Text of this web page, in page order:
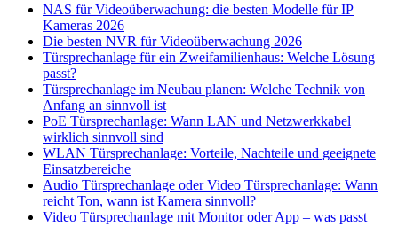
NAS für Videoüberwachung: die besten Modelle für IP
Kameras 2026
Die besten NVR für Videoüberwachung 2026
Türsprechanlage für ein Zweifamilienhaus: Welche Lösung
passt?
Türsprechanlage im Neubau planen: Welche Technik von
Anfang an sinnvoll ist
PoE Türsprechanlage: Wann LAN und Netzwerkkabel
wirklich sinnvoll sind
WLAN Türsprechanlage: Vorteile, Nachteile und geeignete
Einsatzbereiche
Audio Türsprechanlage oder Video Türsprechanlage: Wann
reicht Ton, wann ist Kamera sinnvoll?
Video Türsprechanlage mit Monitor oder App – was passt